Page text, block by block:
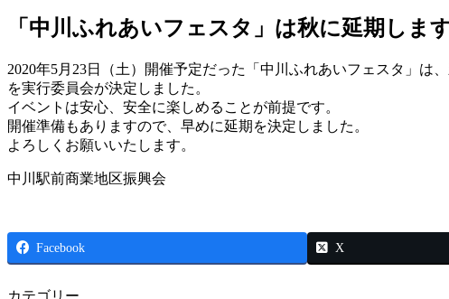
「中川ふれあいフェスタ」は秋に延期しま
2020年5月23日（土）開催予定だった「中川ふれあいフェスタ」
を実行委員会が決定しました。
イベントは安心、安全に楽しめることが前提です。
開催準備もありますので、早めに延期を決定しました。
よろしくお願いいたします。
中川駅前商業地区振興会
Facebook X